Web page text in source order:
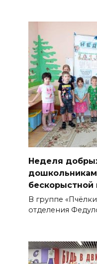
Неделя
В группе
отделения